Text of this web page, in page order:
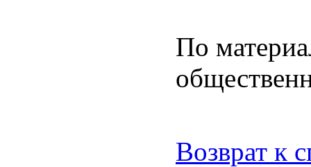
По
Возврат к